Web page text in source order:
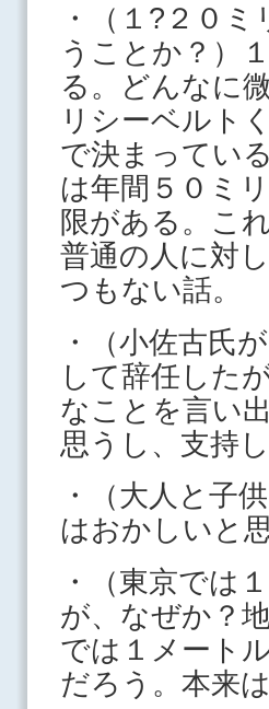
・（１?２０
うことか？）
る。どんなに
リシーベルト
で決まってい
は年間５０ミ
限がある。こ
普通の人に対
つもない話。
・（小佐古氏
して辞任した
なことを言い
思うし、支持し
・（大人と子
はおかしいと
・（東京では
が、なぜか？
では１メート
だろう。本来